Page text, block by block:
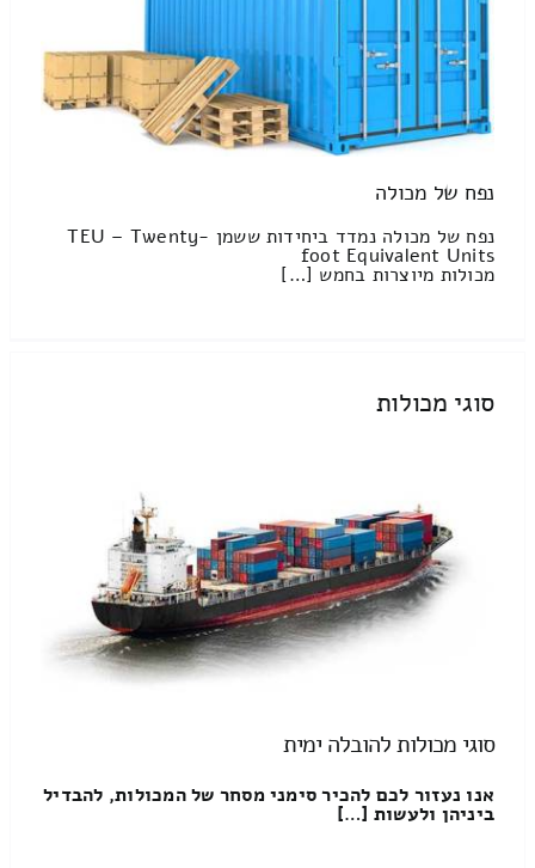
נפח של מכולה
נפח של מכולה נמדד ביחידות ששמן TEU – Twenty-
foot Equivalent Units
מכולות מיוצרות בחמש […]
סוגי מכולות
סוגי מכולות להובלה ימית
אנו נעזור לכם להכיר סימני מסחר של המכולות, להבדיל
ביניהן ולעשות […]